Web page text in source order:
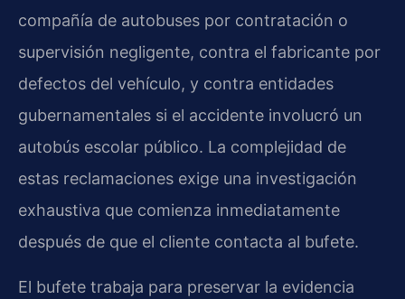
compañía de autobuses por contratación o
supervisión negligente, contra el fabricante por
defectos del vehículo, y contra entidades
gubernamentales si el accidente involucró un
autobús escolar público. La complejidad de
estas reclamaciones exige una investigación
exhaustiva que comienza inmediatamente
después de que el cliente contacta al bufete.
El bufete trabaja para preservar la evidencia